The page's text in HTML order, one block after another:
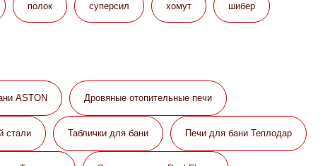
полок суперсил хомут шибер
ASTON Дровяные отопительные печи
стали Таблички для бани Печи для бани Теплодар